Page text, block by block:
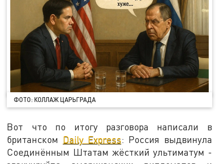
ФОТО: КОЛЛАЖ ЦАРЬГРАДА
Вот что по итогу разговора написали в
британском Daily Express: Россия выдвинула
Соединённым Штатам жёсткий ультиматум -